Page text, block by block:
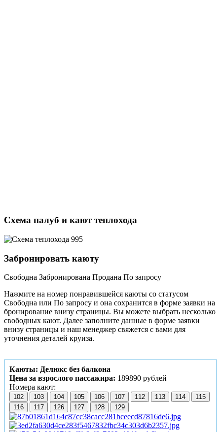
Схема палуб и кают теплохода
Забронировать каюту
Свободна Забронирована Продана По запросу
Нажмите на номер понравившейся каюты со статусом
Свободна или По запросу и она сохранится в форме заявки на
бронирование внизу страницы. Вы можете выбрать несколько
свободных кают. Далее заполните данные в форме заявки
внизу страницы и наш менеджер свяжется с вами для
уточнения деталей круиза.
Каюты: Делюкс без балкона
Цена за взрослого пассажира: 189890 рублей
Номера кают:
102 103 104 105 106 107 112 113 114
115
116
117 126 127 128 129